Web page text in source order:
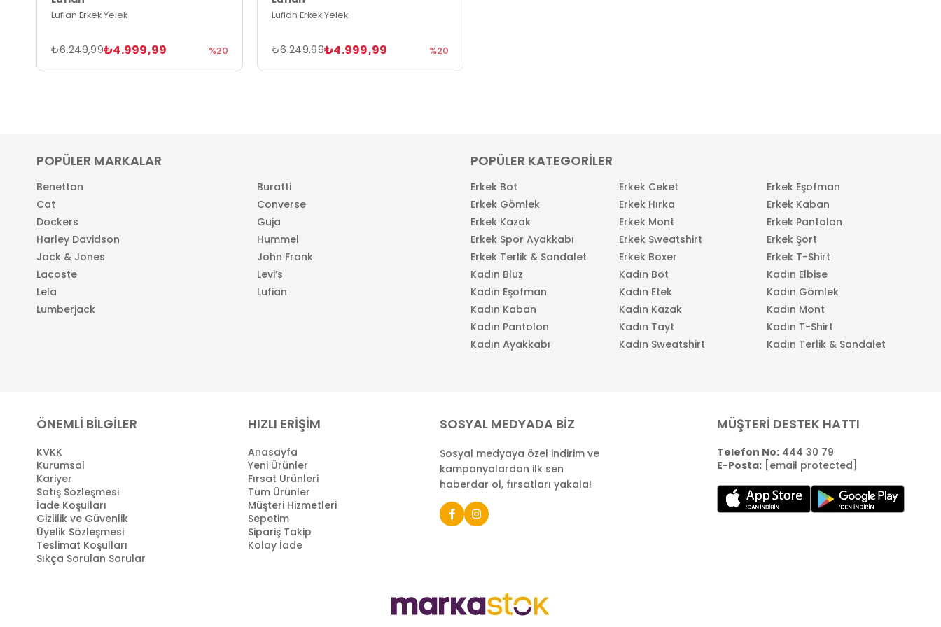
Lufian Erkek Yelek
₺4.999,99
₺6.249,99 %20
Lufian Erkek Yelek
₺4.999,99
₺6.249,99 %20
POPÜLER MARKALAR
Benetton
Buratti
Cat
Converse
Dockers
Guja
Harley Davidson
Hummel
Jack & Jones
John Frank
Lacoste
Levi’s
Lela
Lufian
Lumberjack
POPÜLER KATEGORİLER
Erkek Bot Erkek Ceket
Erkek Eşofman
Erkek Gömlek
Erkek Hırka
Erkek Kaban
Erkek Kazak
Erkek Mont
Erkek Pantolon
Erkek Spor Ayakkabı
Erkek Sweatshirt
Erkek Şort
Erkek Terlik & Sandalet
Erkek Boxer
Erkek T-Shirt
Kadın Bluz
Kadın Bot
Kadın Elbise
Kadın Eşofman
Kadın Etek
Kadın Gömlek
Kadın Kaban
Kadın Kazak
Kadın Mont
Kadın Pantolon
Kadın Tayt
Kadın T-Shirt
Kadın Ayakkabı
Kadın Sweatshirt Kadın Terlik & Sandalet
ÖNEMLİ BİLGİLER
KVKK
Kurumsal
Kariyer
Satış Sözleşmesi
İade Koşulları
Gizlilik ve Güvenlik
Üyelik Sözleşmesi
Teslimat Koşulları
Sıkça Sorulan Sorular
HIZLI ERİŞİM
Anasayfa
Yeni Ürünler
Fırsat Ürünleri
Tüm Ürünler
Müşteri Hizmetleri
Sepetim
Sipariş Takip
Kolay İade
SOSYAL MEDYADA BİZ
Sosyal medyaya özel indirim ve
kampanyalardan ilk sen
haberdar ol, fırsatları yakala!
MÜŞTERİ DESTEK HATTI
Telefon No:444 30 79
E-Posta: [email protected]